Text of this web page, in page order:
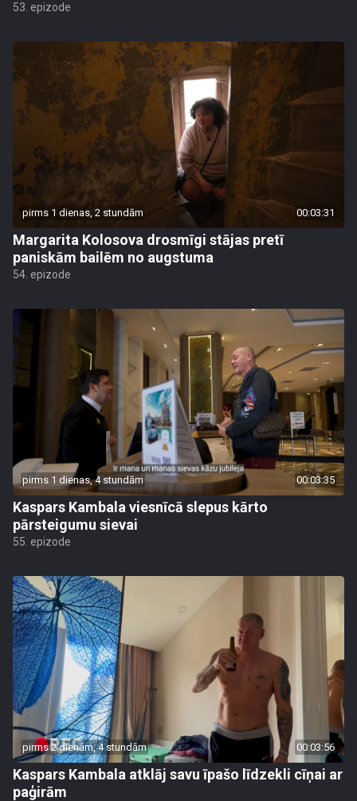
53. epizode
pirms 1 dienas, 2 stundām 00:03:31
Margarita Kolosova drosmīgi stājas pretī
paniskām bailēm no augstuma
54. epizode
pirms 1 dienas, 4 stundām 00:03:35
Kaspars Kambala viesnīcā slepus kārto
pārsteigumu sievai
55. epizode
pirms 2 dienām, 4 stundām 00:03:56
Kaspars Kambala atklāj savu īpašo līdzekli cīņai ar
paģirām